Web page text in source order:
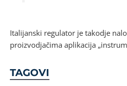
Italijanski regulator je takodje
proizvodjačima aplikacija
TAGOVI